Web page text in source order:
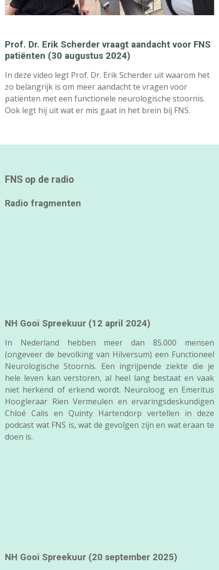
Prof. Dr. Erik Scherder vraagt aandacht voor FNS
patiënten (30 augustus 2024)
In deze video legt Prof. Dr. Erik Scherder uit waarom het
zo belangrijk is om meer aandacht te vragen voor
patiënten met een functionele neurologische stoornis.
Ook legt hij uit wat er mis gaat in het brein bij FNS.
FNS op de radio
Radio fragmenten
NH Gooi Spreekuur (12 april 2024)
In Nederland hebben meer dan 85.000 mensen
(ongeveer de bevolking van Hilversum) een Functioneel
Neurologische Stoornis. Een ingrijpende ziekte die je
hele leven kan verstoren, al heel lang bestaat en vaak
niet herkend of erkend wordt. Neuroloog en Emeritus
Hoogleraar Rien Vermeulen en ervaringsdeskundigen
Chloé Calis en Quinty Hartendorp vertellen in deze
podcast wat FNS is, wat de gevolgen zijn en wat eraan te
doen is.
NH Gooi Spreekuur (20 september 2025)